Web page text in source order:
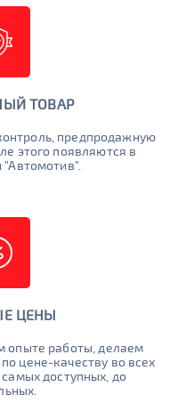
ТОВАР
предпродажную
этого появляются в
"Автомотив".
ЦЕНЫ
опыте работы, делаем
цене-качеству во всех
доступных, до